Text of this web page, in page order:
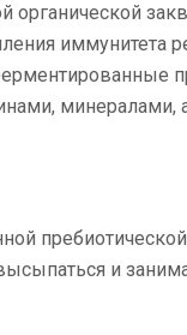
иммунитета
минералами,
пребиотической
и